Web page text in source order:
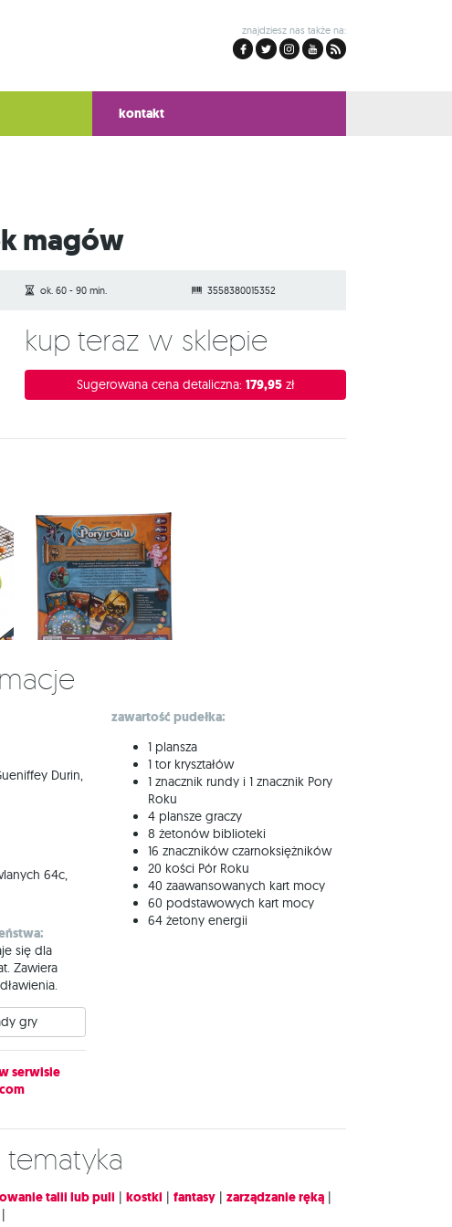
znajdziesz nas także na:
kontakt
magów
ok. 60 - 90 min. 3558380015352
Kup teraz w sklepie
Sugerowana cena detaliczna: 179,95 zł
Durin,
64c,
się dla
Zawiera
gry
serwisie
zawartość pudełka:
1 plansza
1 tor kryształów
1 znacznik rundy i 1 znacznik Pory
Roku
4 plansze graczy
8 żetonów biblioteki
16 znaczników czarnoksiężników
20 kości Pór Roku
40 zaawansowanych kart mocy
60 podstawowych kart mocy
64 żetony energii
tematyka
talii lub puli | kostki | fantasy | zarządzanie ręką |
|